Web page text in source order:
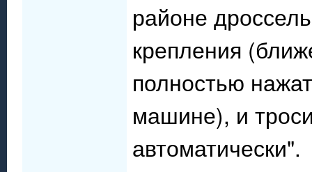
районе
крепления
полностью
машине), и
автоматически".